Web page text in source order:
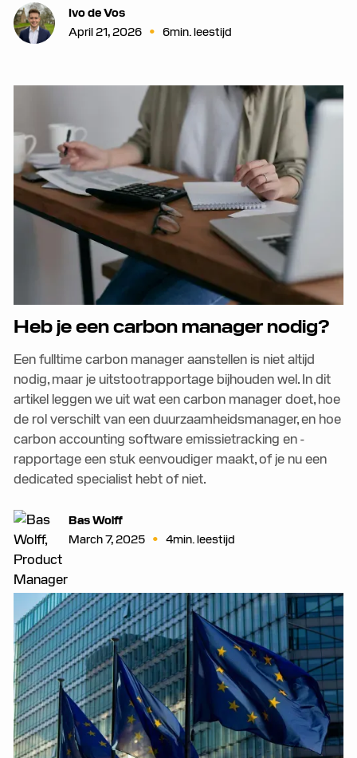
Ivo de Vos
April 21, 2026 • 6min. leestijd
Heb je een carbon manager nodig?
Een fulltime carbon manager aanstellen is niet altijd
nodig, maar je uitstootrapportage bijhouden wel. In dit
artikel leggen we uit wat een carbon manager doet, hoe
de rol verschilt van een duurzaamheidsmanager, en hoe
carbon accounting software emissietracking en -
rapportage een stuk eenvoudiger maakt, of je nu een
dedicated specialist hebt of niet.
Bas Wolff
March 7, 2025 • 4min. leestijd